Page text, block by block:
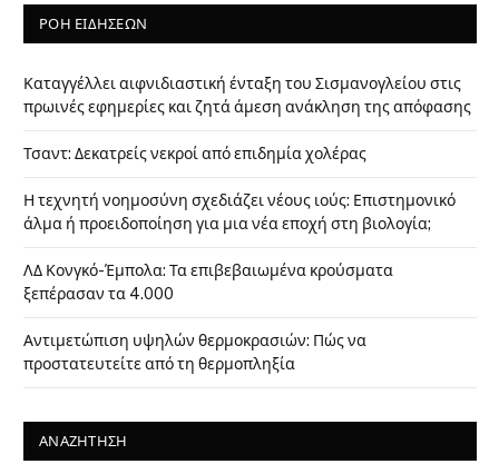
ΡΟΗ ΕΙΔΗΣΕΩΝ
Καταγγέλλει αιφνιδιαστική ένταξη του Σισμανογλείου στις
πρωινές εφημερίες και ζητά άμεση ανάκληση της απόφασης
Τσαντ: Δεκατρείς νεκροί από επιδημία χολέρας
Η τεχνητή νοημοσύνη σχεδιάζει νέους ιούς: Επιστημονικό
άλμα ή προειδοποίηση για μια νέα εποχή στη βιολογία;
ΛΔ Κονγκό-Έμπολα: Τα επιβεβαιωμένα κρούσματα
ξεπέρασαν τα 4.000
Αντιμετώπιση υψηλών θερμοκρασιών: Πώς να
προστατευτείτε από τη θερμοπληξία
ΑΝΑΖΗΤΗΣΗ